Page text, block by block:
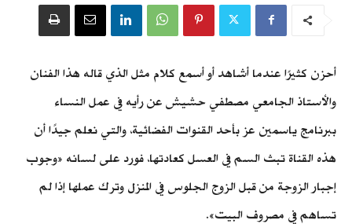
أحزن كثيرًا عندما أشاهد أو أسمع كلام مثل الذي قاله هذا الفنان
والأستاذ الجامعي مصطفي حشيش عن رأيه في عمل النساء
ببرنامج ياسمين عز بأحد القنوات الفضائية، والتي نعلم جيدًا أن
هذه القناة تبث السم في العسل كعادتها، فورد على لسانه «وجوب
إجبار الزوجة من قبل الزوج الجلوس في المنزل وترك عملها إذا لم
تساهم في مصروف البيت».